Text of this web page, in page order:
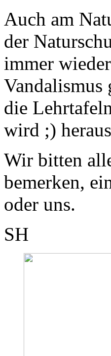
Auch am
der
immer
Vandalismus
die
wird ;)
Wir bitten
bemerken,
oder uns.
SH